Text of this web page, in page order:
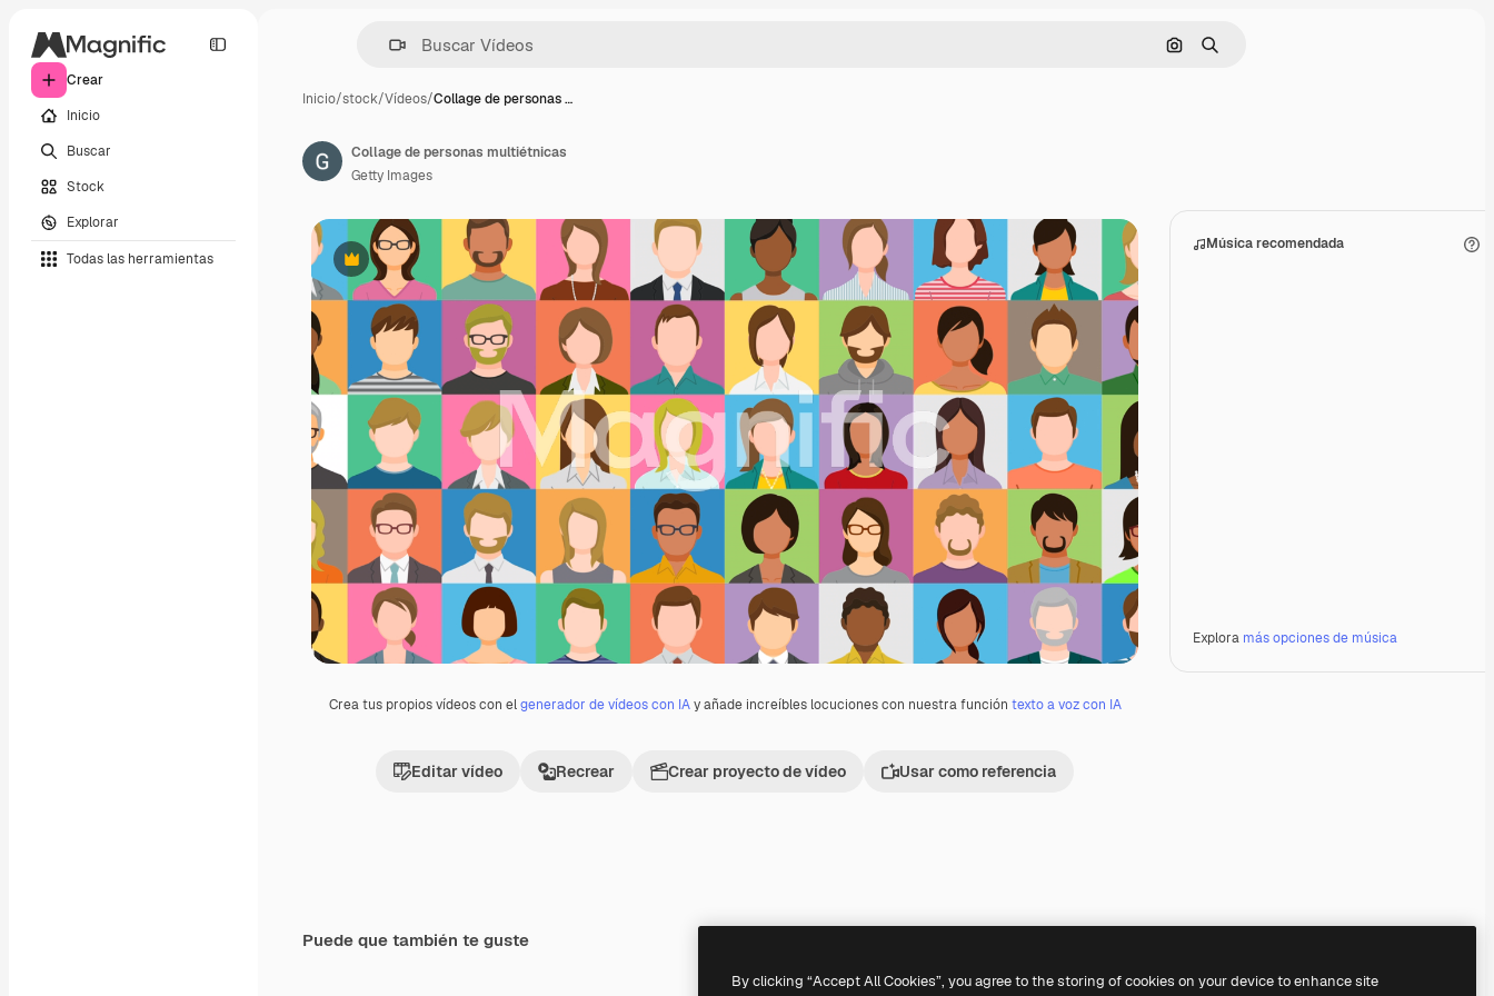
Crear
Inicio
Buscar
Stock
Explorar
Todas las herramientas
Buscar por imagen
Buscar
Inicio/stock/Vídeos/Collage de personas …
Premium
Crea tus propios vídeos con elgenerador de vídeos con IAy añade increíbles locuciones con nuestra función texto a voz con IA
Editar vídeo Recrear Crear proyecto de vídeo Usar como referencia
Música recomendada
Explora más opciones de música
Collage de personas multiétnicas
Getty Images
Puede que también te guste
By clicking “Accept All Cookies”, you agree to the storing of cookies on your device to enhance site